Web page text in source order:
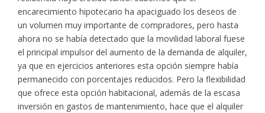
encarecimiento hipotecario ha apaciguado los deseos de
un volumen muy importante de compradores, pero hasta
ahora no se había detectado que la movilidad laboral fuese
el principal impulsor del aumento de la demanda de alquiler,
ya que en ejercicios anteriores esta opción siempre había
permanecido con porcentajes reducidos. Pero la flexibilidad
que ofrece esta opción habitacional, además de la escasa
inversión en gastos de mantenimiento, hace que el alquiler